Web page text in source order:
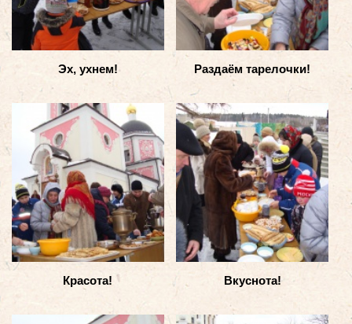
Эх, ухнем! Раздаём тарелочки!
Красота! Вкуснота!